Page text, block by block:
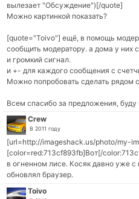
вылезает "Обсуждение")[/quote]
Можно картинкой показать?
[quote="Toivo"] ещё, в помощь
сообщить модератору. а дома у
и громкий сигнал.
и +- для каждого сообщения с
Можно попробовать сделать рядом
Всем спасибо за предложения, буду
Crew
В 2011 году
[url=http://imageshack.us/photo/my-
[color=red:713cf893fb]Вот[/
в огненном лисе. Косяк давно уже
обновлял браузер.
Toivo